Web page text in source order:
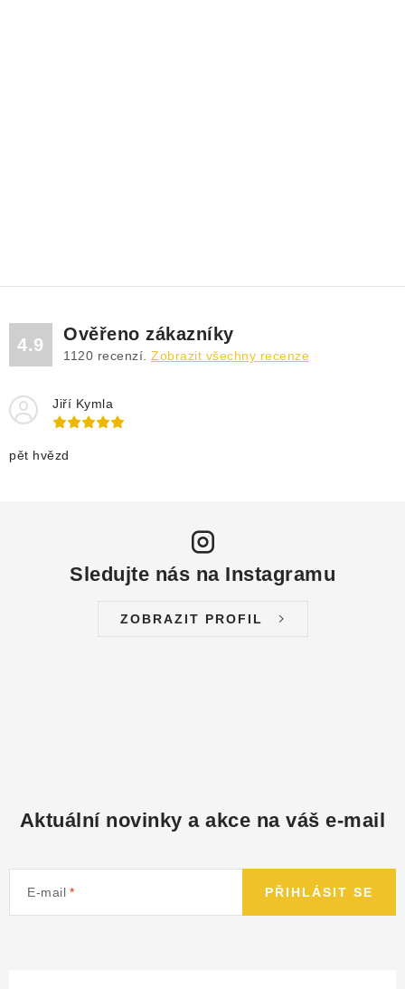
4.9
Ověřeno zákazníky
1120 recenzí. Zobrazit všechny recenze
Jiří Kymla
pět hvězd
Sledujte nás na Instagramu
ZOBRAZIT PROFIL
Aktuální novinky a akce na váš e-mail
E-mail PŘIHLÁSIT SE